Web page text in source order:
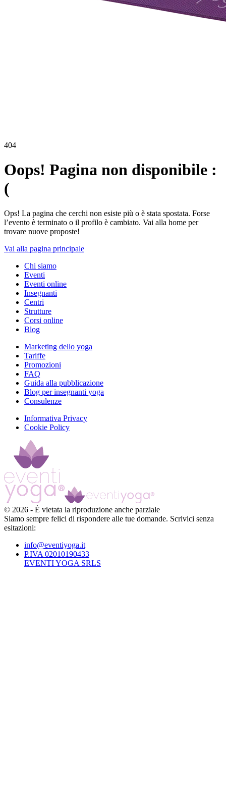
404
Oops! Pagina non disponibile :
(
Ops! La pagina che cerchi non esiste più o è stata spostata. Forse
l’evento è terminato o il profilo è cambiato. Vai alla home per
trovare nuove proposte!
Vai alla pagina principale
Chi siamo
Eventi
Eventi online
Insegnanti
Centri
Strutture
Corsi online
Blog
Marketing dello yoga
Tariffe
Promozioni
FAQ
Guida alla pubblicazione
Blog per insegnanti yoga
Consulenze
Informativa Privacy
Cookie Policy
© 2026 - È vietata la riproduzione anche parziale
Siamo sempre felici di rispondere alle tue domande. Scrivici senza
esitazioni:
info@eventiyoga.it
P.IVA 02010190433
EVENTI YOGA SRLS